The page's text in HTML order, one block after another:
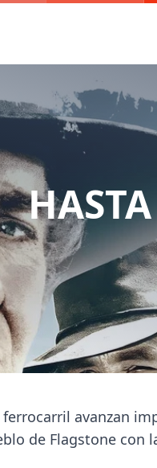
avanzan
de Flagstone con